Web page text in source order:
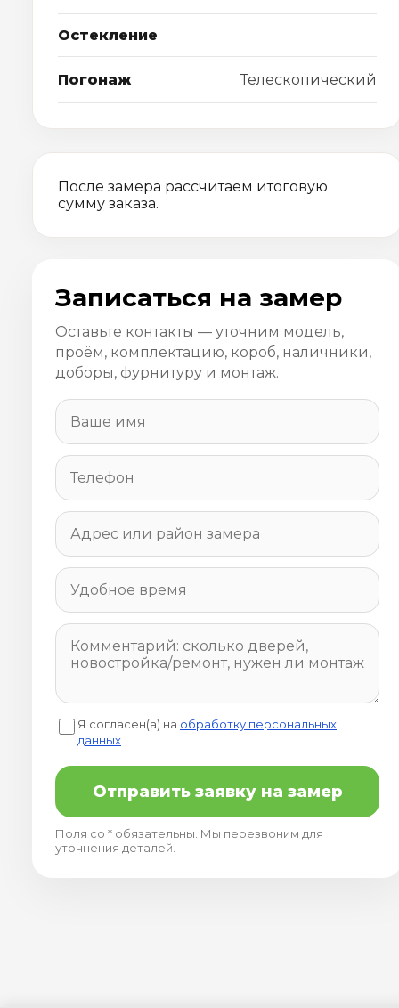
Остекление
Погонаж Телескопический
После замера рассчитаем итоговую
сумму заказа.
Записаться на замер
Оставьте контакты — уточним модель,
проём, комплектацию, короб, наличники,
доборы, фурнитуру и монтаж.
Я согласен(а) на обработку персональных
данных
Отправить заявку на замер
Поля со * обязательны. Мы перезвоним для
уточнения деталей.